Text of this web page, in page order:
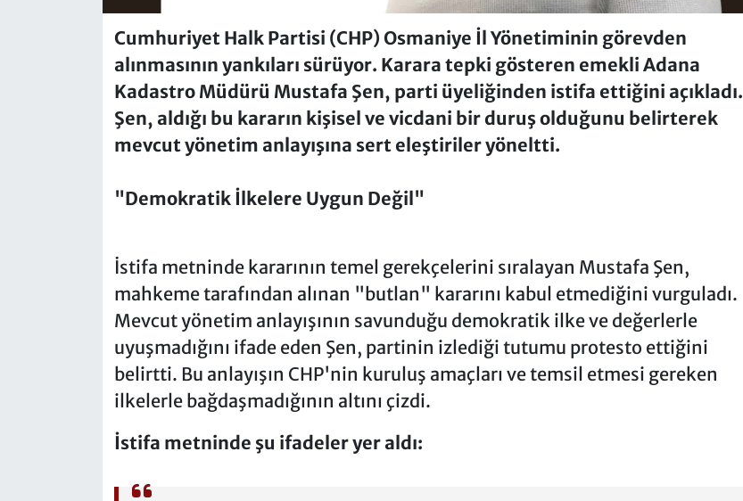
Cumhuriyet Halk Partisi (CHP) Osmaniye İl Yönetiminin görevden
alınmasının yankıları sürüyor. Karara tepki gösteren emekli Adana
Kadastro Müdürü Mustafa Şen, parti üyeliğinden istifa ettiğini açıkladı.
Şen, aldığı bu kararın kişisel ve vicdani bir duruş olduğunu belirterek
mevcut yönetim anlayışına sert eleştiriler yöneltti.
"Demokratik İlkelere Uygun Değil"
İstifa metninde kararının temel gerekçelerini sıralayan Mustafa Şen,
mahkeme tarafından alınan "butlan" kararını kabul etmediğini vurguladı.
Mevcut yönetim anlayışının savunduğu demokratik ilke ve değerlerle
uyuşmadığını ifade eden Şen, partinin izlediği tutumu protesto ettiğini
belirtti. Bu anlayışın CHP'nin kuruluş amaçları ve temsil etmesi gereken
ilkelerle bağdaşmadığının altını çizdi.
İstifa metninde şu ifadeler yer aldı: